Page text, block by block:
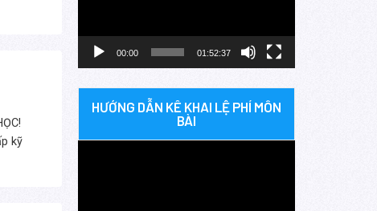
kỹ
00:00 01:52:37
HƯỚNG DẪN KÊ KHAI LỆ PHÍ MÔN
BÀI